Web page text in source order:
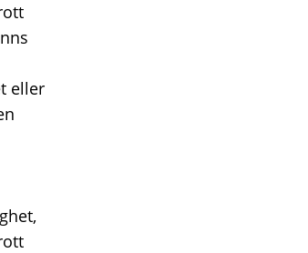
eller